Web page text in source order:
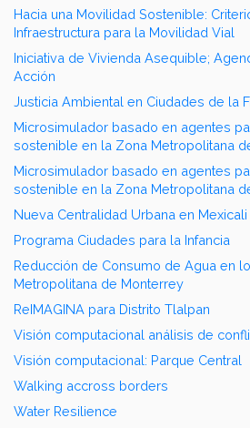
Hacia una Movilidad Sostenible:
Infraestructura para la Movilidad Vial
Iniciativa de Vivienda Asequible;
Acción
Justicia Ambiental en Ciudades de la
Microsimulador basado en agentes
sostenible en la Zona Metropolitana
Microsimulador basado en agentes
sostenible en la Zona Metropolitana
Nueva Centralidad Urbana en Mexicali
Programa Ciudades para la Infancia
Reducción de Consumo de Agua en
Metropolitana de Monterrey
ReIMAGINA para Distrito Tlalpan
Visión computacional análisis de
Visión computacional: Parque Central
Walking accross borders
Water Resilience